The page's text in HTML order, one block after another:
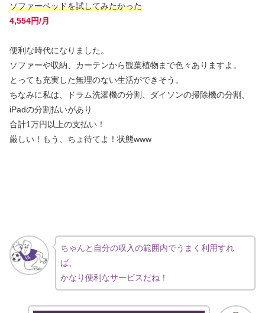
ソファーベッドを試してみたかった
4,554円/月
便利な時代になりました。
ソファーや収納、カーテンから観葉植物まで色々ありますよ。
とっても充実した無理のない生活ができそう。
ちなみに私は、ドラム洗濯機の分割、ダイソンの掃除機の分割、
iPadの分割払いがあり
合計1万円以上の支払い！
厳しい！もう、ちょ待てよ！状態www
ちゃんと自分の収入の範囲内でうまく利用すれ
ば、
かなり便利なサービスだね！